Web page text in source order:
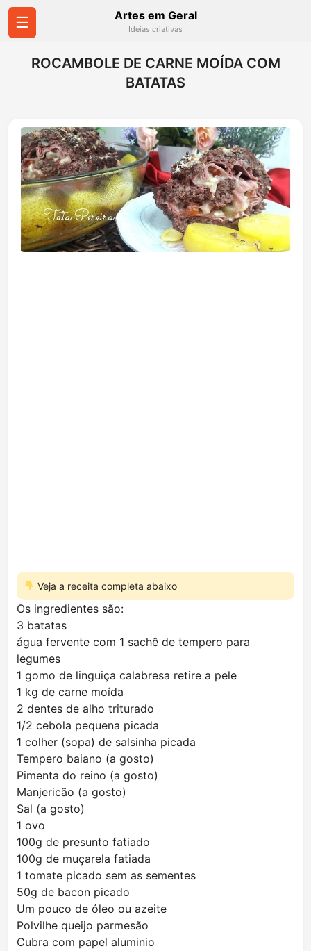
☰ Artes em Geral
Ideias criativas
ROCAMBOLE DE CARNE MOÍDA COM
BATATAS
Veja a receita completa abaixo
Os ingredientes são:
3 batatas
água fervente com 1 sachê de tempero para
legumes
1 gomo de linguiça calabresa retire a pele
1 kg de carne moída
2 dentes de alho triturado
1/2 cebola pequena picada
1 colher (sopa) de salsinha picada
Tempero baiano (a gosto)
Pimenta do reino (a gosto)
Manjericão (a gosto)
Sal (a gosto)
1 ovo
100g de presunto fatiado
100g de muçarela fatiada
1 tomate picado sem as sementes
50g de bacon picado
Um pouco de óleo ou azeite
Polvilhe queijo parmesão
Cubra com papel aluminio